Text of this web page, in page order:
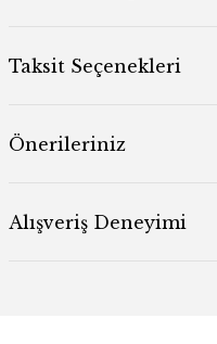
Taksit Seçenekleri
Önerileriniz
Alışveriş Deneyimi